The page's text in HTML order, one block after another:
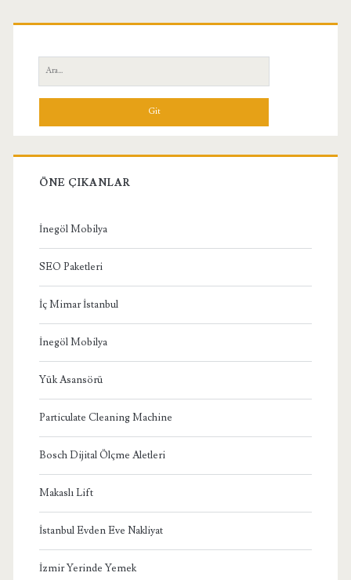
Birincil
Yan
Menü
Ara:
ÖNE ÇIKANLAR
İnegöl Mobilya
SEO Paketleri
İç Mimar İstanbul
İnegöl Mobilya
Yük Asansörü
Particulate Cleaning Machine
Bosch Dijital Ölçme Aletleri
Makaslı Lift
İstanbul Evden Eve Nakliyat
İzmir Yerinde Yemek